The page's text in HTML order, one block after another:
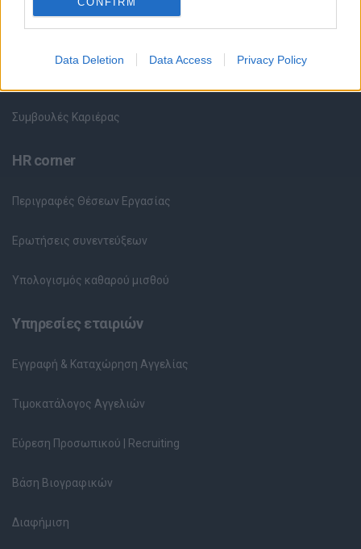
Data Deletion Data Access Privacy Policy
Συμβουλές Καριέρας
HR corner
Περιγραφές Θέσεων Εργασίας
Ερωτήσεις συνεντεύξεων
Υπολογισμός καθαρού μισθού
Υπηρεσίες εταιριών
Εγγραφή & Καταχώρηση Αγγελίας
Τιμοκατάλογος Αγγελιών
Εύρεση Προσωπικού | Recruiting
Βάση Βιογραφικών
Διαφήμιση